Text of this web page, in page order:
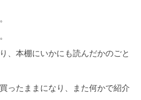
、本棚にいかにも読んだかのごと
ったままになり、また何かで紹介